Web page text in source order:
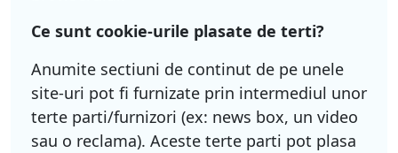
Ce sunt cookie-urile plasate de terti?
Anumite sectiuni de continut de pe unele
site-uri pot fi furnizate prin intermediul unor
terte parti/furnizori (ex: news box, un video
sau o reclama). Aceste terte parti pot plasa